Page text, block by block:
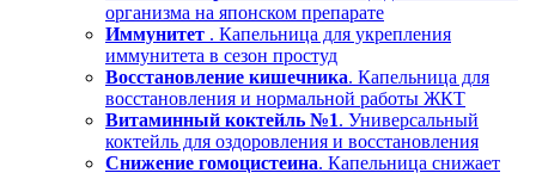
организма на японском препарате
Иммунитет . Капельница для укрепления
иммунитета в сезон простуд
Восстановление кишечника. Капельница для
восстановления и нормальной работы ЖКТ
Витаминный коктейль №1. Универсальный
коктейль для оздоровления и восстановления
Снижение гомоцистеина. Капельница снижает